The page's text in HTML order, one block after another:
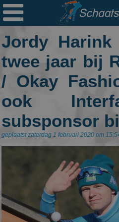

Jordy
twee jaar bij
/ Okay
ook
subsponsor
geplaatst zaterdag 1 februari 2020 om